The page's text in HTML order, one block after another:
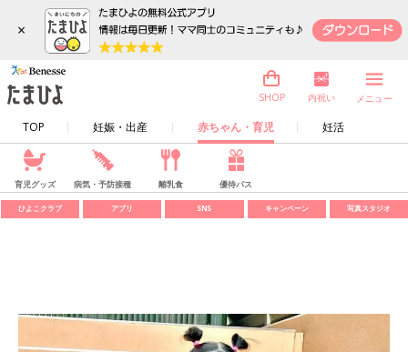
×
TOP 妊娠・出産 赤ちゃん・育児 妊活
SHOP 内祝い メニュー
育児グッズ 病気・予防接種 離乳食 優待パス
ひよこクラブ アプリ SNS キャンペーン 写真スタジオ